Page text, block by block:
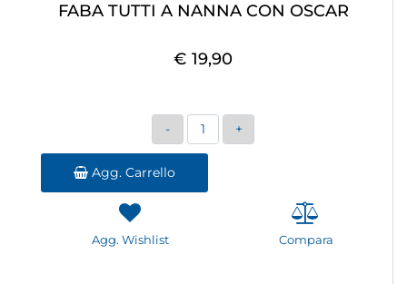
FABA TUTTI A NANNA CON OSCAR
€ 19,90
Quantità
Agg. Carrello
Agg. Wishlist Compara